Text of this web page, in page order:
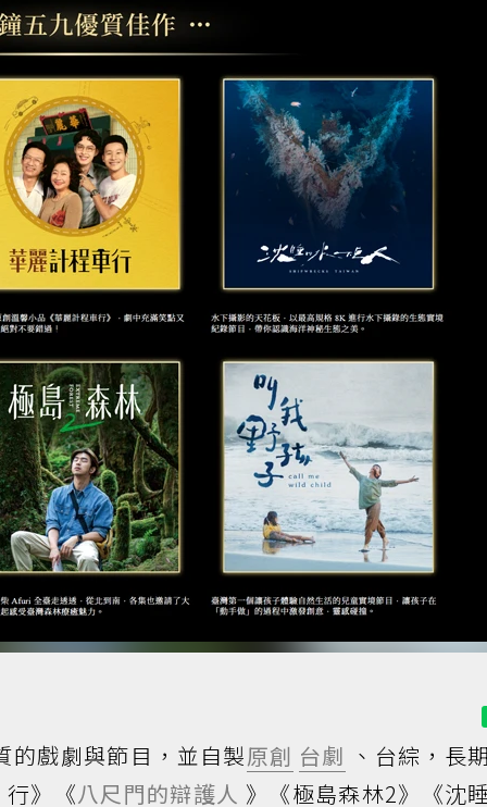
的戲劇與節目，並自製原創 台劇 、台綜，長
行》《八尺門的辯護人 》《極島森林2》《沈